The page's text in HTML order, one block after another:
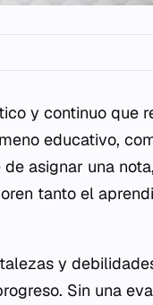
y continuo que
educativo,
asignar una
tanto el
y
Sin una